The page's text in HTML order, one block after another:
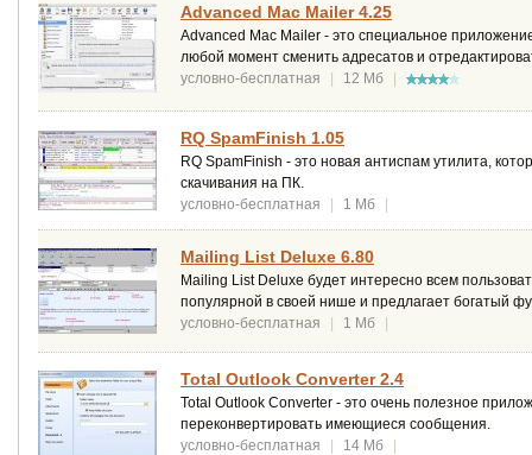
Advanced Mac Mailer 4.25
Advanced Mac Mailer - это специальное
любой момент сменить адресатов и
условно-бесплатная
| 12 Мб |
RQ SpamFinish 1.05
RQ SpamFinish - это новая антиспам утилита,
скачивания на ПК.
условно-бесплатная
| 1 Мб |
Mailing List Deluxe 6.80
Mailing List Deluxe будет интересно всем
популярной в своей нише и предлагает богатый
условно-бесплатная
| 1 Мб |
Total Outlook Converter 2.4
Total Outlook Converter - это очень полезное
переконвертировать имеющиеся сообщения.
условно-бесплатная
| 14 Мб |